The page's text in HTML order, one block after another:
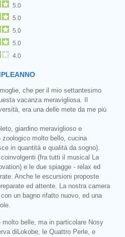
5.0
5.0
5.0
5.0
4.0
che per il mio settantesimo
vacanza meravigliosa. Il
era una delle mete da me più
giardino meraviglioso e
molto bello, cucina
in quantità e qualità da sogno).
(fra tutti il musical La
e le due spiagge - relax ed
Anche le escursioni proposte
ed attente. La nostra camera
un bagno rifatto nuovo, ed una
molto belle, ma in particolare Nosy
diLokobe, le Quattro Perle, e